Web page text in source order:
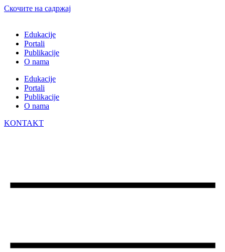
Скочите на садржај
Edukacije
Portali
Publikacije
O nama
Edukacije
Portali
Publikacije
O nama
KONTAKT